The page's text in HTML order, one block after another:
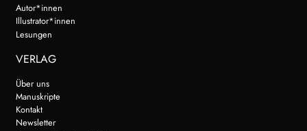
Autor*innen
Illustrator*innen
Lesungen
VERLAG
Über uns
Manuskripte
Kontakt
Newsletter